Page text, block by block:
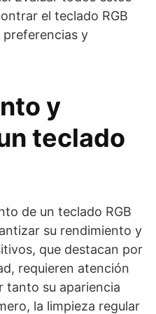
el teclado RGB
preferencias y
y
teclado
de un teclado RGB
su rendimiento y
que destacan por
requieren atención
tanto su apariencia
la limpieza regular